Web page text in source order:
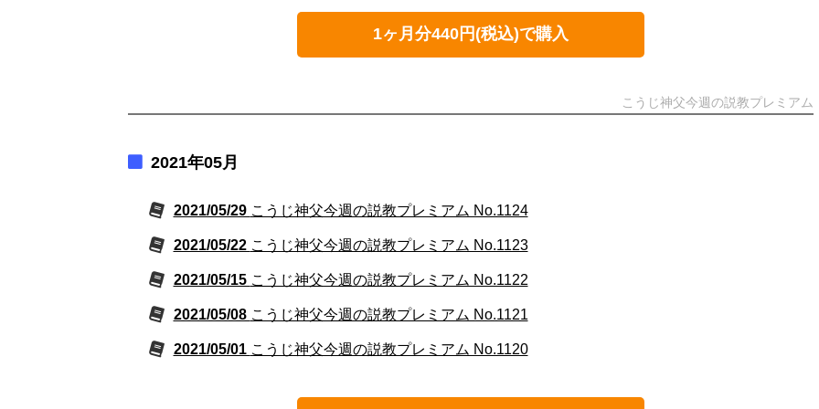
1ヶ月分440円(税込)で購入
こうじ神父今週の説教プレミアム
2021年05月
2021/05/29 こうじ神父今週の説教プレミアム No.1124
2021/05/22 こうじ神父今週の説教プレミアム No.1123
2021/05/15 こうじ神父今週の説教プレミアム No.1122
2021/05/08 こうじ神父今週の説教プレミアム No.1121
2021/05/01 こうじ神父今週の説教プレミアム No.1120